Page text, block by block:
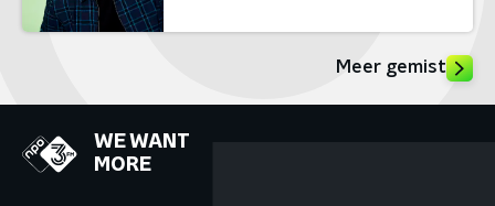
Meer gemist
WE WANT
MORE